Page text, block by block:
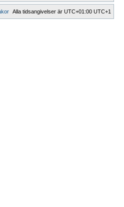
Alla tidsangivelser är UTC+01:00 UTC+1